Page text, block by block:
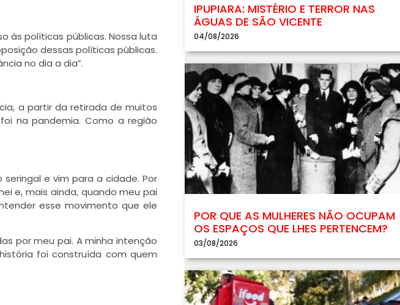
às políticas públicas. Nossa luta
dessas políticas públicas.
no dia a dia”.
a partir da retirada de muitos
na pandemia. Como a região
e vim para a cidade. Por
e, mais ainda, quando meu pai
esse movimento que ele
por meu pai. A minha intenção
foi construída com quem
IPUPIARA: MISTÉRIO E TERROR NAS
ÁGUAS DE SÃO VICENTE
04/08/2026
POR QUE AS MULHERES NÃO OCUPAM
OS ESPAÇOS QUE LHES PERTENCEM?
03/08/2026